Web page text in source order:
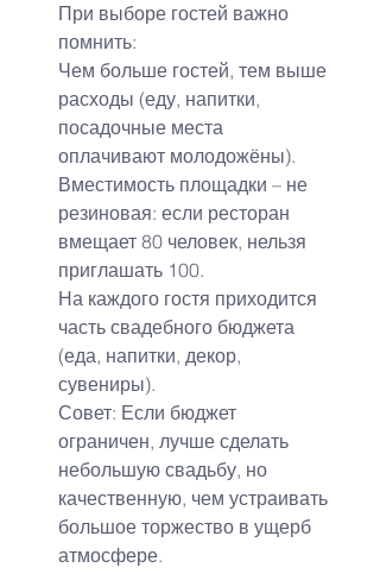
При выборе гостей важно
помнить:
Чем больше гостей, тем выше
расходы (еду, напитки,
посадочные места
оплачивают молодожёны).
Вместимость площадки – не
резиновая: если ресторан
вмещает 80 человек, нельзя
приглашать 100.
На каждого гостя приходится
часть свадебного бюджета
(еда, напитки, декор,
сувениры).
Совет: Если бюджет
ограничен, лучше сделать
небольшую свадьбу, но
качественную, чем устраивать
большое торжество в ущерб
атмосфере.